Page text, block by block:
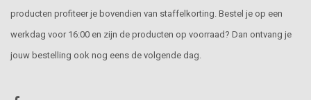
producten profiteer je bovendien van staffelkorting. Bestel je op een
werkdag voor 16:00 en zijn de producten op voorraad? Dan ontvang je
jouw bestelling ook nog eens de volgende dag.